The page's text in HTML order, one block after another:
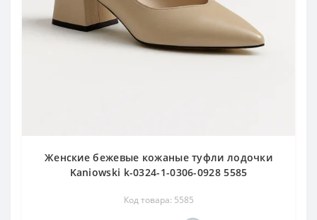
Женские бежевые кожаные туфли лодочки
Kaniowski k-0324-1-0306-0928 5585
Код товара: 5585